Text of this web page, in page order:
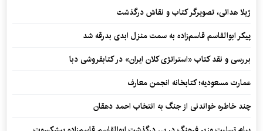
ژیلا هدائی، تصویرگر کتاب و نقاش درگذشت
پیکر ابوالقاسم قاسم‌زاده به سمت منزل ابدی بدرقه شد
بررسی و نقد کتاب «استراتژی کلان ایران» در کتابفروشی دبا
عمارت مسعودیه؛ کتابخانه انجمن معارف
چند خاطره خواندنی از جنگ به انتخاب احمد دهقان